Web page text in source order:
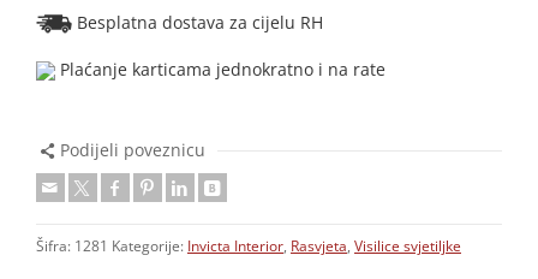
Besplatna dostava za cijelu RH
Plaćanje karticama jednokratno i na rate
Podijeli poveznicu
Šifra: 1281 Kategorije: Invicta Interior, Rasvjeta, Visilice svjetiljke